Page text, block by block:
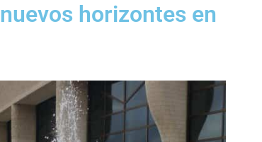
horizontes en